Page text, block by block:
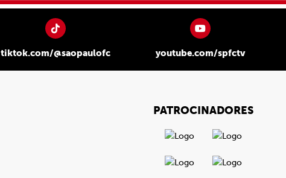
tiktok.com/@saopaulofc youtube.com/spfctv
PATROCINADORES